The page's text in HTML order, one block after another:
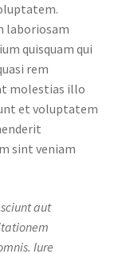
laboriosam
quisquam qui
rem
molestias illo
et voluptatem
sint veniam
aut
Iure